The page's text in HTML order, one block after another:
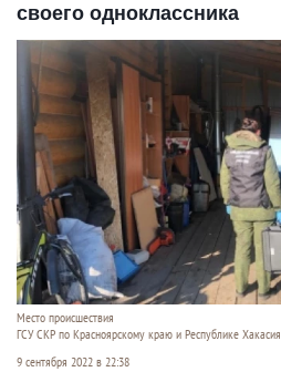
своего одноклассника
Место происшествия
ГСУ СКР по Красноярскому краю и Республике Хакасия
9 сентября 2022 в 22:38